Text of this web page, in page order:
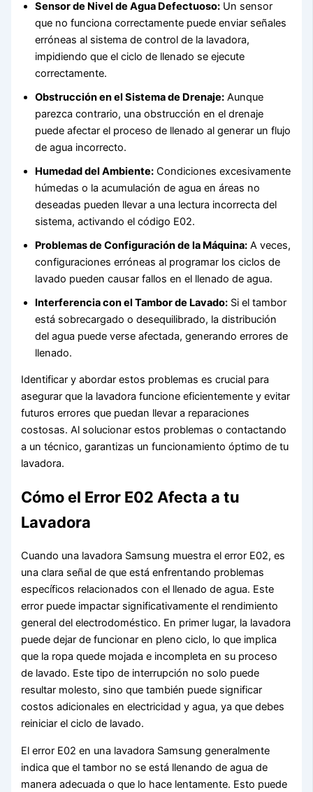
Sensor de Nivel de Agua Defectuoso: Un sensor
que no funciona correctamente puede enviar señales
erróneas al sistema de control de la lavadora,
impidiendo que el ciclo de llenado se ejecute
correctamente.
Obstrucción en el Sistema de Drenaje: Aunque
parezca contrario, una obstrucción en el drenaje
puede afectar el proceso de llenado al generar un flujo
de agua incorrecto.
Humedad del Ambiente: Condiciones excesivamente
húmedas o la acumulación de agua en áreas no
deseadas pueden llevar a una lectura incorrecta del
sistema, activando el código E02.
Problemas de Configuración de la Máquina: A veces,
configuraciones erróneas al programar los ciclos de
lavado pueden causar fallos en el llenado de agua.
Interferencia con el Tambor de Lavado: Si el tambor
está sobrecargado o desequilibrado, la distribución
del agua puede verse afectada, generando errores de
llenado.
Identificar y abordar estos problemas es crucial para
asegurar que la lavadora funcione eficientemente y evitar
futuros errores que puedan llevar a reparaciones
costosas. Al solucionar estos problemas o contactando
a un técnico, garantizas un funcionamiento óptimo de tu
lavadora.
Cómo el Error E02 Afecta a tu
Lavadora
Cuando una lavadora Samsung muestra el error E02, es
una clara señal de que está enfrentando problemas
específicos relacionados con el llenado de agua. Este
error puede impactar significativamente el rendimiento
general del electrodoméstico. En primer lugar, la lavadora
puede dejar de funcionar en pleno ciclo, lo que implica
que la ropa quede mojada e incompleta en su proceso
de lavado. Este tipo de interrupción no solo puede
resultar molesto, sino que también puede significar
costos adicionales en electricidad y agua, ya que debes
reiniciar el ciclo de lavado.
El error E02 en una lavadora Samsung generalmente
indica que el tambor no se está llenando de agua de
manera adecuada o que lo hace lentamente. Esto puede